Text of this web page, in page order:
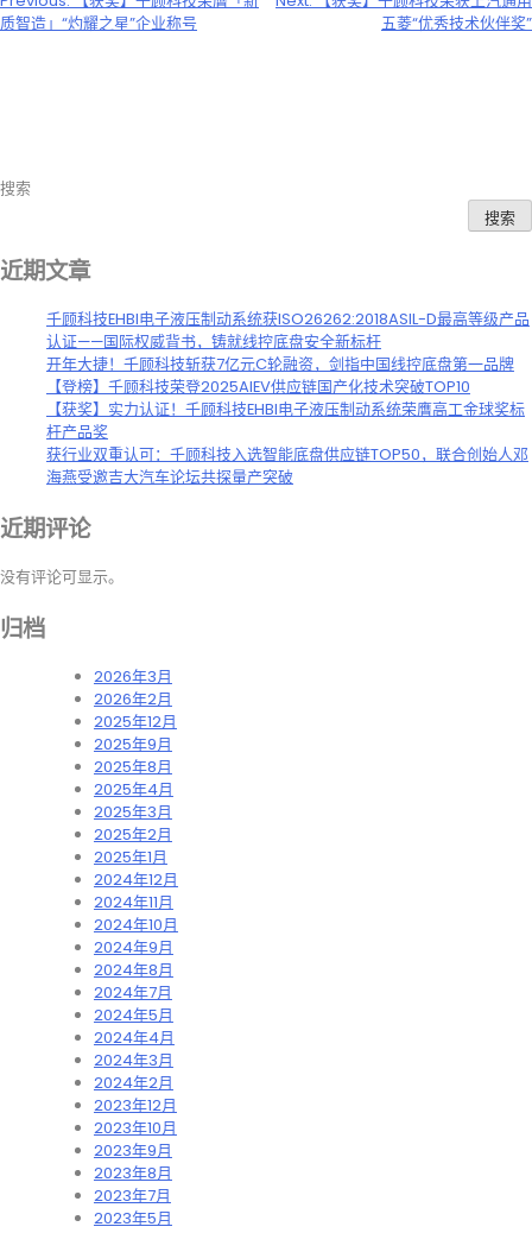
章
质智造」“灼耀之星”企业称号
五菱“优秀技术伙伴奖”
搜索
搜索
近期文章
千顾科技EHBI电子液压制动系统获ISO26262:2018ASIL-D最高等级产品
认证——国际权威背书，铸就线控底盘安全新标杆
开年大捷！千顾科技斩获7亿元C轮融资，剑指中国线控底盘第一品牌
【登榜】千顾科技荣登2025AIEV供应链国产化技术突破TOP10
【获奖】实力认证！千顾科技EHBI电子液压制动系统荣膺高工金球奖标
杆产品奖
获行业双重认可：千顾科技入选智能底盘供应链TOP50，联合创始人邓
海燕受邀吉大汽车论坛共探量产突破
近期评论
没有评论可显示。
归档
2026年3月
2026年2月
2025年12月
2025年9月
2025年8月
2025年4月
2025年3月
2025年2月
2025年1月
2024年12月
2024年11月
2024年10月
2024年9月
2024年8月
2024年7月
2024年5月
2024年4月
2024年3月
2024年2月
2023年12月
2023年10月
2023年9月
2023年8月
2023年7月
2023年5月